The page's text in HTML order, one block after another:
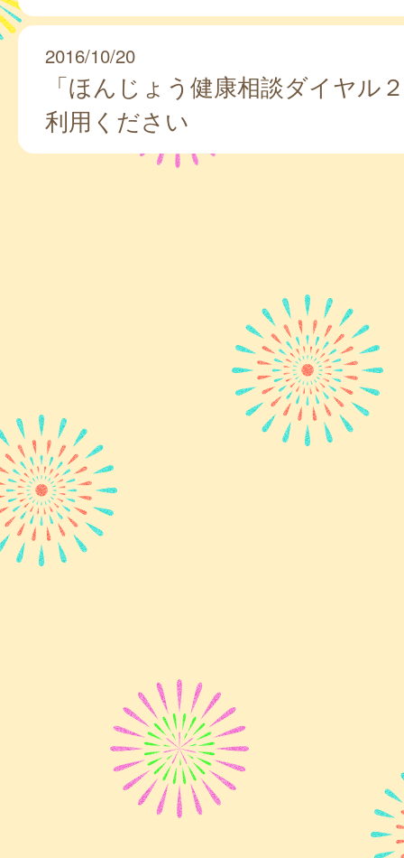
2016/10/20
「ほんじょう健康相談ダイヤル
利用ください